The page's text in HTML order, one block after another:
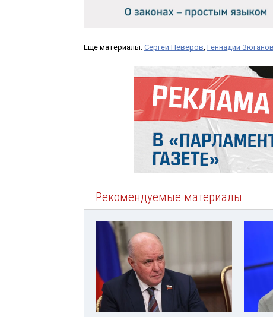
Ещё материалы: Сергей Неверов Геннадий Зюганов
Рекомендуемые материалы